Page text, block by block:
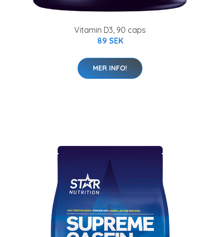
Vitamin D3, 90 caps
89 SEK
MER INFO!